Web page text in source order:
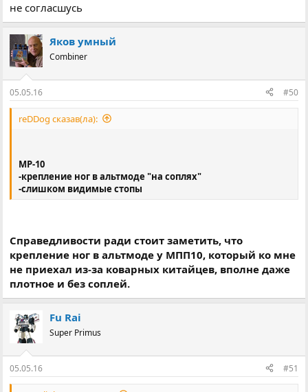
не согласшусь
Яков умный
Combiner
05.05.16 #50
reDDog сказав(ла):
МР-10
-крепление ног в альтмоде "на соплях"
-слишком видимые стопы
Справедливости ради стоит заметить, что
крепление ног в альтмоде у МПП10, который ко мне
не приехал из-за коварных китайцев, вполне даже
плотное и без соплей.
Fu Rai
Super Primus
05.05.16 #51